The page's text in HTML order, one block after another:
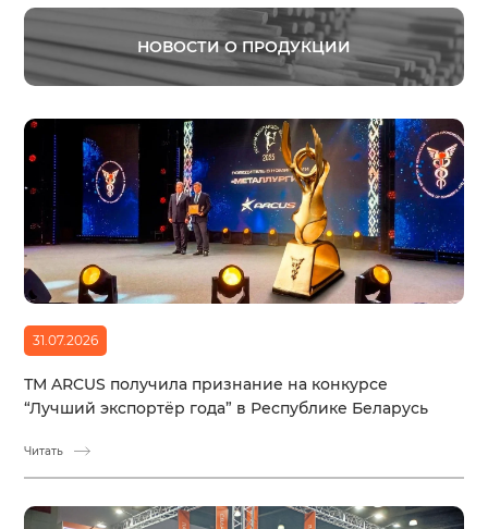
НОВОСТИ О ПРОДУКЦИИ
31.07.2026
ТМ ARCUS получила признание на конкурсе
“Лучший экспортёр года” в Республике Беларусь
Читать